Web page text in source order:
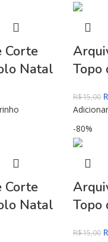
Corte
Natal
Topo
R$15,00
Corte
Natal
-80%
Topo
R$15,00